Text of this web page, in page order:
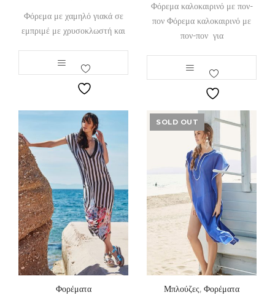
Φόρεμα με χαμηλό γιακά σε
εμπριμέ με χρυσοκλωστή και
Φόρεμα καλοκαιρινό με πον-
πον Φόρεμα καλοκαιρινό με
πον-πον για
Φορέματα
SOLD OUT
Μπλούζες, Φορέματα